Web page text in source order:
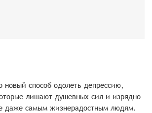
новый способ одолеть депрессию,
лишают душевных сил и изрядно
даже самым жизнерадостным людям.